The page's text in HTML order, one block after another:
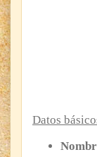
Datos